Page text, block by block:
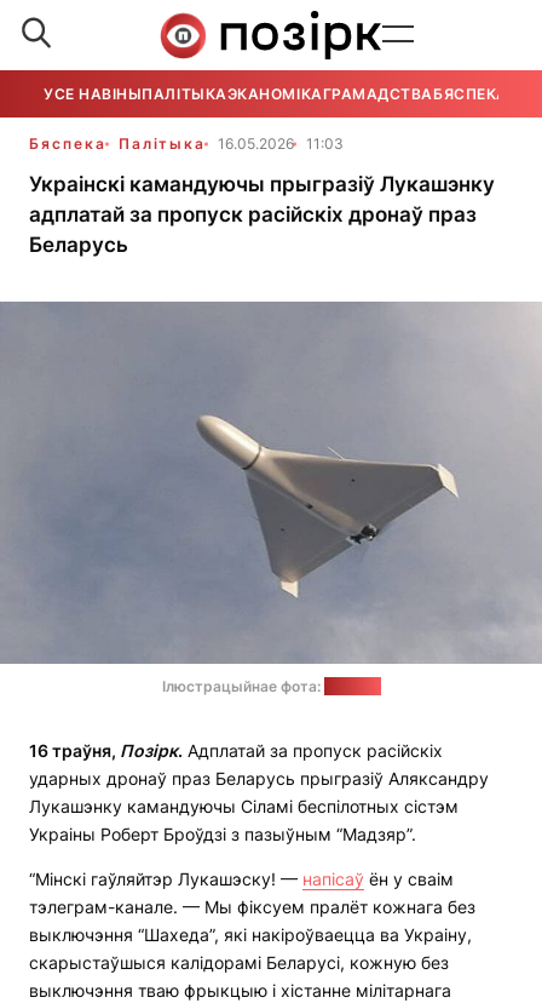
УСЕ НАВІНЫПАЛІТЫКАЭКАНОМІКАГРАМАДСТВАБЯСПЕКА
Бяспека Палітыка 16.05.2026 11:03
Украінскі камандуючы прыгразіў Лукашэнку
адплатай за пропуск расійскіх дронаў праз
Беларусь
Ілюстрацыйнае фота:
16 траўня, Позірк. Адплатай за пропуск расійскіх
ударных дронаў праз Беларусь прыгразіў Аляксандру
Лукашэнку камандуючы Сіламі беспілотных сістэм
Украіны Роберт Броўдзі з пазыўным “Мадзяр”.
“Мінскі гаўляйтэр Лукашэску! — напісаў ён у сваім
тэлеграм-канале. — Мы фіксуем пралёт кожнага без
выключэння “Шахеда”, які накіроўваецца ва Украіну,
скарыстаўшыся калідорамі Беларусі, кожную без
выключэння тваю фрыкцыю і хістанне мілітарнага